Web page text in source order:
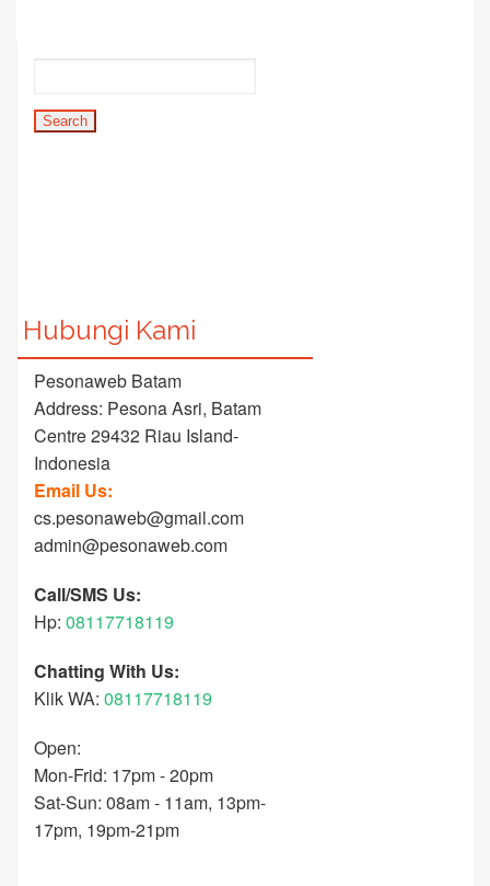
Hubungi Kami
Pesonaweb Batam
Address: Pesona Asri, Batam
Centre 29432 Riau Island-
Indonesia
Email Us:
cs.pesonaweb@gmail.com
admin@pesonaweb.com
Call/SMS Us:
Hp: 08117718119
Chatting With Us:
Klik WA: 08117718119
Open:
Mon-Frid: 17pm - 20pm
Sat-Sun: 08am - 11am, 13pm-
17pm, 19pm-21pm